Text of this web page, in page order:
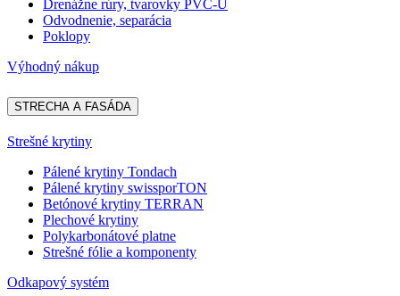
Drenážne rúry, tvarovky PVC-U
Odvodnenie, separácia
Poklopy
Výhodný nákup
STRECHA A FASÁDA
Strešné krytiny
Pálené krytiny Tondach
Pálené krytiny swissporTON
Betónové krytiny TERRAN
Plechové krytiny
Polykarbonátové platne
Strešné fólie a komponenty
Odkapový systém